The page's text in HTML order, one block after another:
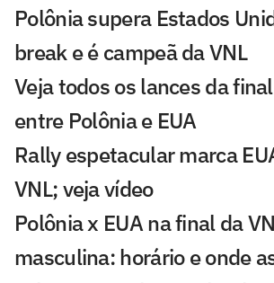
Polônia supera Estados
break e é campeã da VNL
Veja todos os lances da
entre Polônia e EUA
Rally espetacular marca
VNL; veja vídeo
Polônia x EUA na final da
masculina: horário e onde